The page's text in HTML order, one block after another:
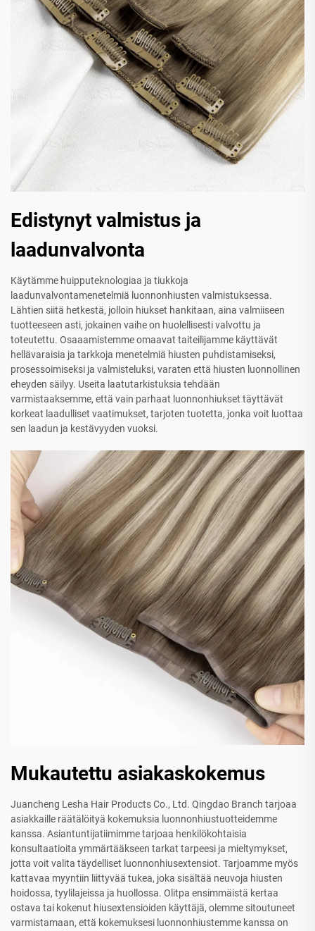
Edistynyt valmistus ja
laadunvalvonta
Käytämme huipputeknologiaa ja tiukkoja
laadunvalvontamenetelmiä luonnonhiusten valmistuksessa.
Lähtien siitä hetkestä, jolloin hiukset hankitaan, aina valmiiseen
tuotteeseen asti, jokainen vaihe on huolellisesti valvottu ja
toteutettu. Osaaamistemme omaavat taiteilijamme käyttävät
hellävaraisia ja tarkkoja menetelmiä hiusten puhdistamiseksi,
prosessoimiseksi ja valmisteluksi, varaten että hiusten luonnollinen
eheyden säilyy. Useita laatutarkistuksia tehdään
varmistaaksemme, että vain parhaat luonnonhiukset täyttävät
korkeat laadulliset vaatimukset, tarjoten tuotetta, jonka voit luottaa
sen laadun ja kestävyyden vuoksi.
Mukautettu asiakaskokemus
Juancheng Lesha Hair Products Co., Ltd. Qingdao Branch tarjoaa
asiakkaille räätälöityä kokemuksia luonnonhiustuotteidemme
kanssa. Asiantuntijatiimimme tarjoaa henkilökohtaisia
konsultaatioita ymmärtääkseen tarkat tarpeesi ja mieltymykset,
jotta voit valita täydelliset luonnonhiusextensiot. Tarjoamme myös
kattavaa myyntiin liittyvää tukea, joka sisältää neuvoja hiusten
hoidossa, tyylilajeissa ja huollossa. Olitpa ensimmäistä kertaa
ostava tai kokenut hiusextensioiden käyttäjä, olemme sitoutuneet
varmistamaan, että kokemuksesi luonnonhiustemme kanssa on